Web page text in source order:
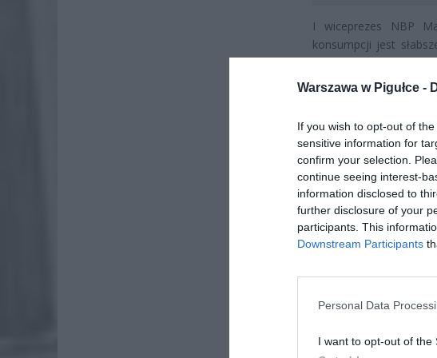
Warszawa w Pigułce -
If you wish to opt-out of
sensitive information for
confirm your selection.
continue seeing interest-
information disclosed to
further disclosure of your
participants. This
Downstream Participants
Personal Data
I want to opt-out of the
I wiceprezes NBP
konsumpcji jest
oszczędności, jednak
To jasny sygnał, że